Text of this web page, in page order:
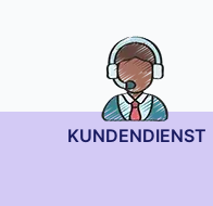
KUNDENDIENST